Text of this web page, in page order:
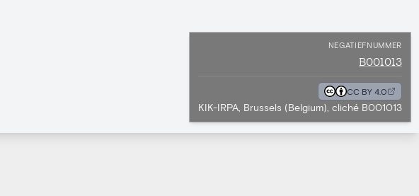
NEGATIEFNUMMER
B001013
CC BY 4.0
KIK-IRPA, Brussels (Belgium), cliché B001013